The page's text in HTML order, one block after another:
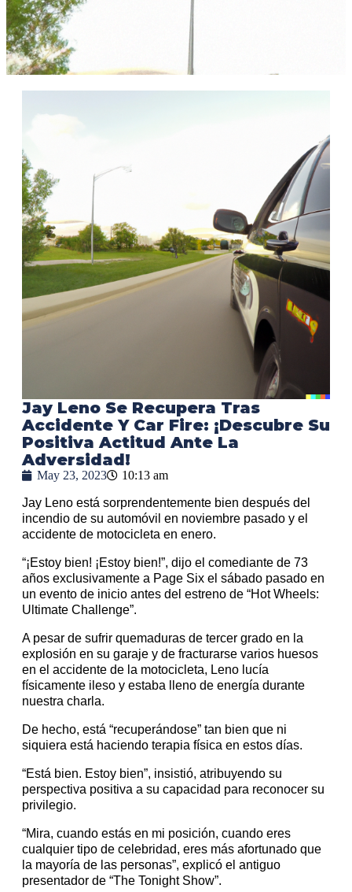
Jay Leno Se Recupera Tras
Accidente Y Car Fire: ¡Descubre Su
Positiva Actitud Ante La
Adversidad!
May 23, 2023 10:13 am
Jay Leno está sorprendentemente bien después del
incendio de su automóvil en noviembre pasado y el
accidente de motocicleta en enero.
“¡Estoy bien! ¡Estoy bien!”, dijo el comediante de 73
años exclusivamente a Page Six el sábado pasado en
un evento de inicio antes del estreno de “Hot Wheels:
Ultimate Challenge”.
A pesar de sufrir quemaduras de tercer grado en la
explosión en su garaje y de fracturarse varios huesos
en el accidente de la motocicleta, Leno lucía
físicamente ileso y estaba lleno de energía durante
nuestra charla.
De hecho, está “recuperándose” tan bien que ni
siquiera está haciendo terapia física en estos días.
“Está bien. Estoy bien”, insistió, atribuyendo su
perspectiva positiva a su capacidad para reconocer su
privilegio.
“Mira, cuando estás en mi posición, cuando eres
cualquier tipo de celebridad, eres más afortunado que
la mayoría de las personas”, explicó el antiguo
presentador de “The Tonight Show”.